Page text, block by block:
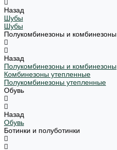
Назад
Шубы
Шубы
Полукомбинезоны и комбинезоны
Назад
Полукомбинезоны и комбинезоны
Комбинезоны утепленные
Полукомбинезоны утепленные
Обувь
Назад
Обувь
Ботинки и полуботинки